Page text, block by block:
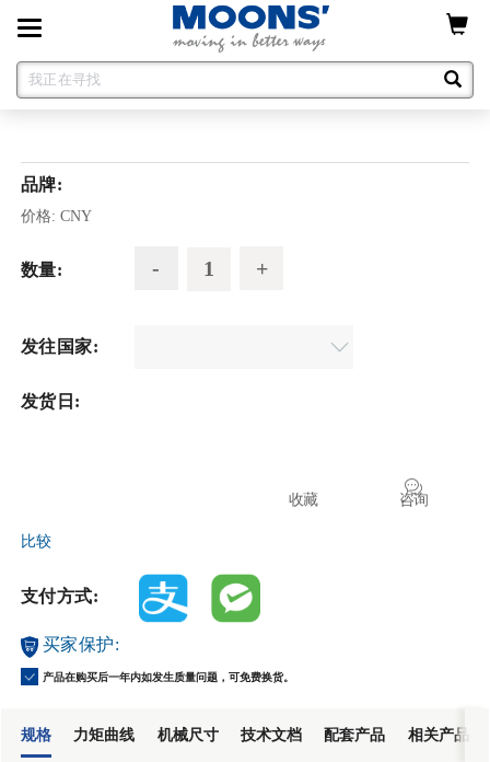
Toggle
navigation
品牌:
价格: CNY
数量:
发往国家:
发货日:
咨询
收藏
比较
支付方式:
买家保护:
产品在购买后一年内如发生质量问题，可免费换货。
规格 力矩曲线 机械尺寸 技术文档 配套产品 相关产品